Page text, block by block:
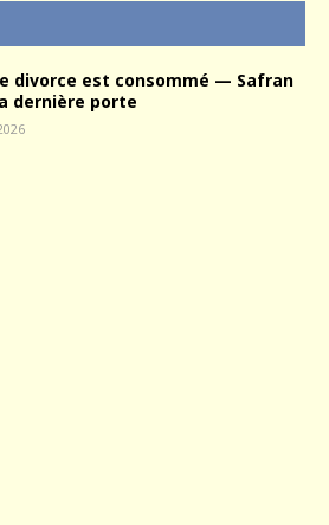
divorce est consommé — Safran
dernière porte